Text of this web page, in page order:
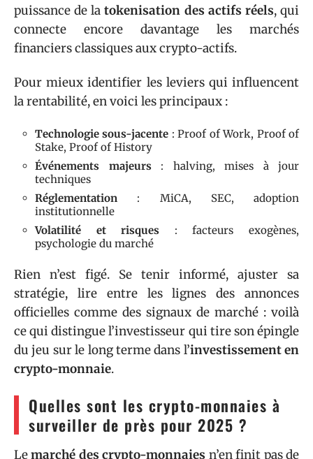
puissance de latokenisation des actifs réels, qui
connecte encore davantage les marchés
financiers classiques aux crypto-actifs.
Pour mieux identifier les leviers qui influencent
la rentabilité, en voici les principaux :
Technologie sous-jacente : Proof of Work, Proof of
Stake, Proof of History
Événements majeurs: halving, mises à jour
techniques
Réglementation : MiCA, SEC, adoption
institutionnelle
Volatilité et risques : facteurs exogènes,
psychologie du marché
Rien n’est figé. Se tenir informé, ajuster sa
stratégie, lire entre les lignes des annonces
officielles comme des signaux de marché : voilà
ce qui distingue l’investisseur qui tire son épingle
du jeu sur le long terme dans l’investissement en
crypto-monnaie.
Quelles sont les crypto-monnaies à
surveiller de près pour 2025 ?
Lemarché des crypto-monnaies n’en finit pas de